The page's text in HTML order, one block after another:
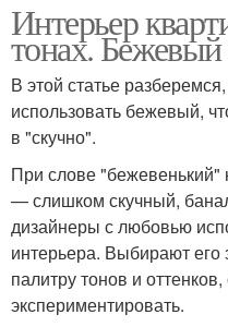
Интерьер
тонах. Бежевый
В этой статье
использовать бежевый,
в "скучно".
При слове "бежевенький"
— слишком скучный,
дизайнеры с любовью
интерьера. Выбирают его
палитру тонов и
экспериментировать.